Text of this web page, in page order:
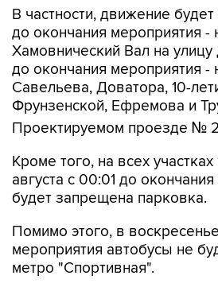
В частности, движение
до окончания мероприятия -
Хамовнический Вал на улицу
до окончания мероприятия -
Савельева, Доватора, 10-
Фрунзенской, Ефремова и
Проектируемом проезде №
Кроме того, на всех
августа с 00:01 до
будет запрещена парковка.
Помимо этого, в
мероприятия автобусы не
метро "Спортивная".